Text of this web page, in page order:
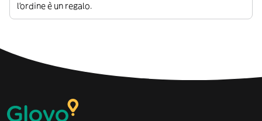
l’ordine è un regalo.